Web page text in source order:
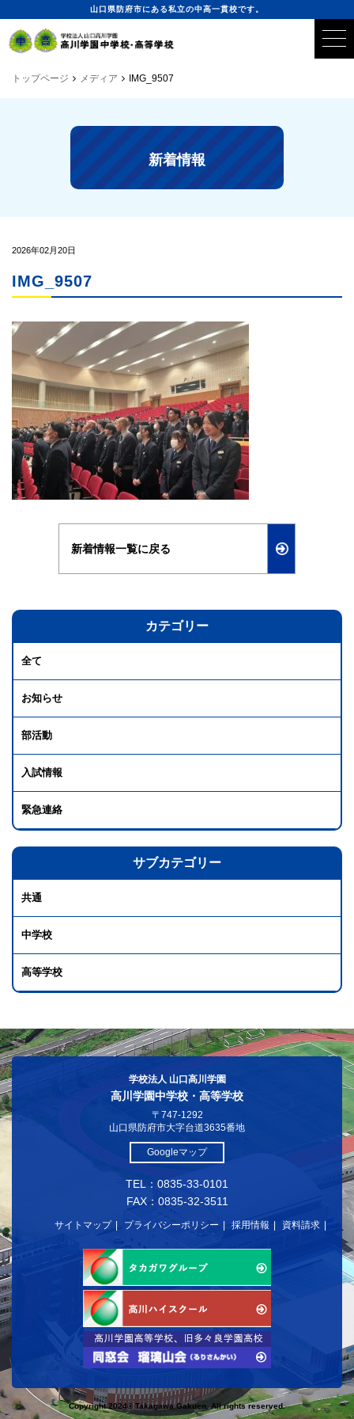
山口県防府市にある私立の中高一貫校です。
トップページ メディア IMG_9507
新着情報
2026年02月20日
IMG_9507
新着情報一覧に戻る
カテゴリー
全て
お知らせ
部活動
入試情報
緊急連絡
サブカテゴリー
共通
中学校
高等学校
学校法人 山口高川学園
高川学園中学校・高等学校
〒747-1292
山口県防府市大字台道3635番地
Googleマップ
TEL：0835-33-0101
FAX：0835-32-3511
サイトマップ プライバシーポリシー 採用情報 資料請求
Copyright 2024© Takagawa Gakuen. All rights reserved.